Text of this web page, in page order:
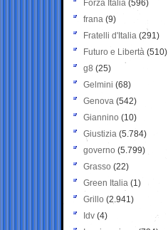
Forza Italia (596)
frana (9)
Fratelli d'Italia (291)
Futuro e Libertà (510)
g8 (25)
Gelmini (68)
Genova (542)
Giannino (10)
Giustizia (5.784)
governo (5.799)
Grasso (22)
Green Italia (1)
Grillo (2.941)
Idv (4)